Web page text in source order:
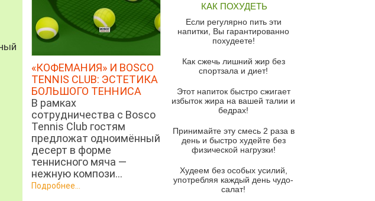
«КОФЕМАНИЯ» И BOSCO
TENNIS CLUB: ЭСТЕТИКА
БОЛЬШОГО ТЕННИСА
В рамках
сотрудничества с Bosco
Tennis Club гостям
предложат одноимённый
десерт в форме
теннисного мяча —
нежную компози...
Подробнее...
красного перца
Парижский луковый суп
Суп из спаржи и горошка с
Суп-крем из цветной капусты
Французский луковый суп
Суп из баклажанов с моцареллой
Грибной крем-суп с кростини с
козьим сыром
Суп мисо с зеленым луком и
тофу
КАК ПОХУДЕТЬ
Если регулярно пить эти
напитки, Вы гарантированно
похудеете!
Как сжечь лишний жир без
спортзала и диет!
Этот напиток быстро сжигает
избыток жира на вашей талии и
бедрах!
Принимайте эту смесь 2 раза в
день и быстро худейте без
физической нагрузки!
Худеем без особых усилий,
употребляя каждый день чудо-
салат!